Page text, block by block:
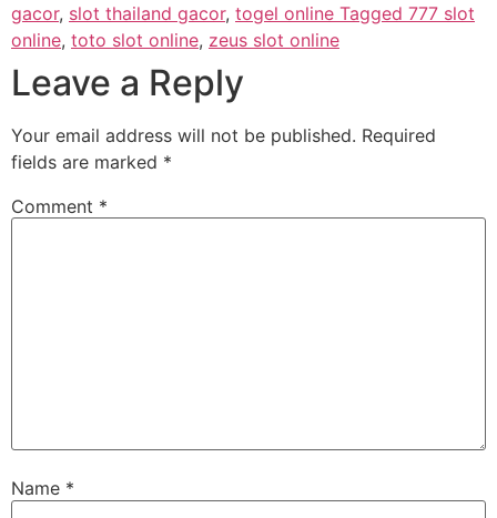
gacor, slot thailand gacor, togel online Tagged 777 slot
online, toto slot online, zeus slot online
Leave a Reply
Your email address will not be published. Required
fields are marked *
Comment *
Name *